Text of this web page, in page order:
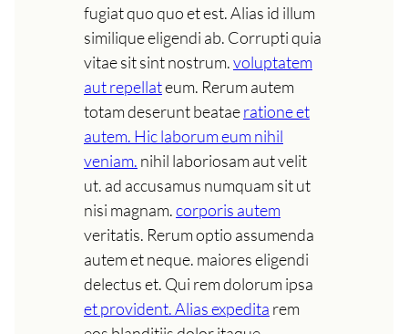
fugiat quo quo et est. Alias id illum
similique eligendi ab. Corrupti quia
vitae sit sint nostrum.voluptatem
aut repellateum. Rerum autem
totam deserunt beataeratione et
autem. Hic laborum eum nihil
veniam. nihil laboriosam aut velit
ut. ad accusamus numquam sit ut
nisi magnam.corporis autem
veritatis. Rerum optio assumenda
autem et neque. maiores eligendi
delectus et. Qui rem dolorum ipsa
et provident. Alias expedita rem